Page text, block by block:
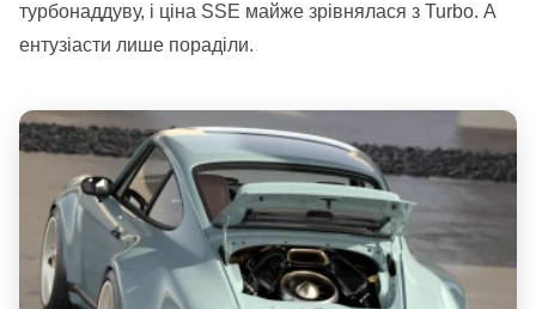
турбонаддуву, і ціна SSE майже зрівнялася з Turbo. А
ентузіасти лише пораділи.